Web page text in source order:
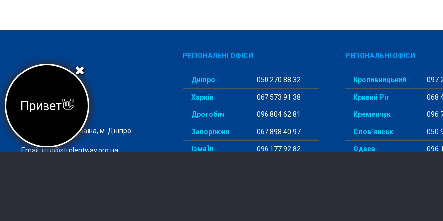
Агеція StudentWay –
комфортний вступ
Адреса: 49000, Україна, м. Дніпро
Email:info@studentway.org.ua
РЕГІОНАЛЬНІ ОФІСИ
Дніпро 050 270 88 32
Харків 067 573 91 38
Дрогобич 096 804 62 81
Запоріжжя 067 898 40 97
ІзмаЇл 096 177 92 82
РЕГІОНАЛЬНІ ОФІСИ
Кропивницький 097
Кривий Ріг 068
Кременчук 096
Слов’янськ 050
Одеса 096
✖
Привет👋